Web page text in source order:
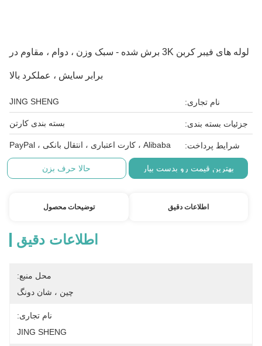
لوله های فیبر کربن 3K برش شده - سبک وزن ، دوام ، مقاوم در
برابر سایش ، عملکرد بالا
نام تجاری: JING SHENG
جزئیات بسته بندی: بسته بندی کارتن
شرایط پرداخت: Alibaba ، کارت اعتباری ، انتقال بانکی ، PayPal
بهترین قیمت رو بدست بیار حالا حرف بزن
اطلاعات دقیق توضیحات محصول
اطلاعات دقیق
محل منبع:
چین ، شان دونگ
نام تجاری:
JING SHENG